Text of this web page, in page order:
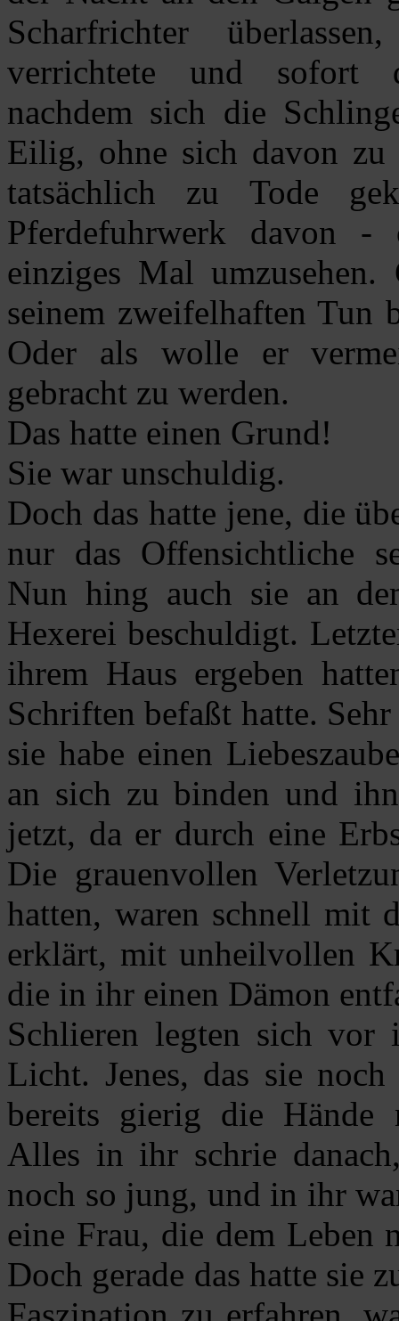
Scharfrichter
verrichtete und sofort
nachdem sich die
Eilig, ohne sich davon zu
tatsächlich zu Tode
Pferdefuhrwerk davon
einziges Mal
seinem zweifelhaften Tun
Oder als wolle er
gebracht zu werden.
Das hatte einen Grund!
Sie war unschuldig.
Doch das hatte jene, die
nur das Offensichtliche
Nun hing auch sie an
Hexerei beschuldigt.
ihrem Haus ergeben
Schriften befaßt hatte.
sie habe einen
an sich zu binden und
jetzt, da er durch eine
Die grauenvollen
hatten, waren schnell mit
erklärt, mit unheilvollen
die in ihr einen Dämon
Schlieren legten sich vor
Licht. Jenes, das sie
bereits gierig die Hände
Alles in ihr schrie
noch so jung, und in ihr
eine Frau, die dem Leben
Doch gerade das hatte sie